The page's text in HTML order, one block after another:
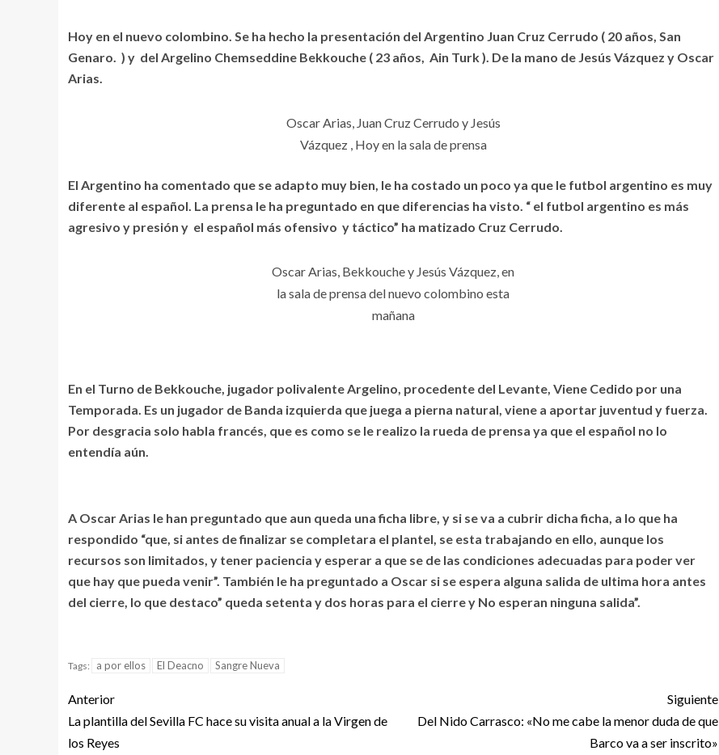
Hoy en el nuevo colombino. Se ha hecho la presentación del Argentino Juan Cruz Cerrudo ( 20 años, San
Genaro. ) y del Argelino Chemseddine Bekkouche ( 23 años, Ain Turk ). De la mano de Jesús Vázquez y Oscar
Arias.
Oscar Arias, Juan Cruz Cerrudo y Jesús
Vázquez , Hoy en la sala de prensa
El Argentino ha comentado que se adapto muy bien, le ha costado un poco ya que le futbol argentino es muy
diferente al español. La prensa le ha preguntado en que diferencias ha visto. “ el futbol argentino es más
agresivo y presión y el español más ofensivo y táctico” ha matizado Cruz Cerrudo.
Oscar Arias, Bekkouche y Jesús Vázquez, en
la sala de prensa del nuevo colombino esta
mañana
En el Turno de Bekkouche, jugador polivalente Argelino, procedente del Levante, Viene Cedido por una
Temporada. Es un jugador de Banda izquierda que juega a pierna natural, viene a aportar juventud y fuerza.
Por desgracia solo habla francés, que es como se le realizo la rueda de prensa ya que el español no lo
entendía aún.
A Oscar Arias le han preguntado que aun queda una ficha libre, y si se va a cubrir dicha ficha, a lo que ha
respondido “que, si antes de finalizar se completara el plantel, se esta trabajando en ello, aunque los
recursos son limitados, y tener paciencia y esperar a que se de las condiciones adecuadas para poder ver
que hay que pueda venir”. También le ha preguntado a Oscar si se espera alguna salida de ultima hora antes
del cierre, lo que destaco” queda setenta y dos horas para el cierre y No esperan ninguna salida”.
Tags: a por ellos El Deacno Sangre Nueva
Anterior
La plantilla del Sevilla FC hace su visita anual a la Virgen de
los Reyes
Siguiente
Del Nido Carrasco: «No me cabe la menor duda de que
Barco va a ser inscrito»